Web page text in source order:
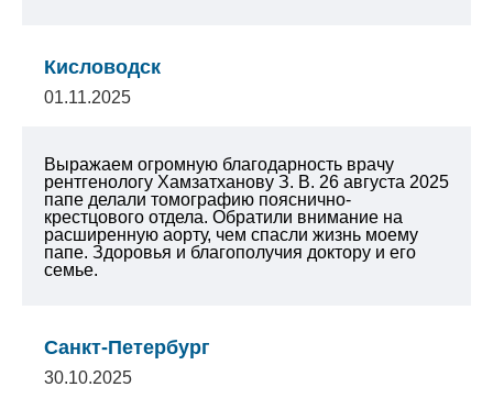
Кисловодск
01.11.2025
Выражаем огромную благодарность врачу
рентгенологу Хамзатханову З. В. 26 августа 2025
папе делали томографию пояснично-
крестцового отдела. Обратили внимание на
расширенную аорту, чем спасли жизнь моему
папе. Здоровья и благополучия доктору и его
семье.
Санкт-Петербург
30.10.2025